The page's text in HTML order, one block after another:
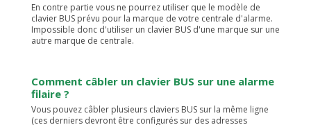
En contre partie vous ne pourrez utiliser que le modèle de
clavier BUS prévu pour la marque de votre centrale d'alarme.
Impossible donc d'utiliser un clavier BUS d'une marque sur une
autre marque de centrale.
Comment câbler un clavier BUS sur une alarme
filaire ?
Vous pouvez câbler plusieurs claviers BUS sur la même ligne
(ces derniers devront être configurés sur des adresses